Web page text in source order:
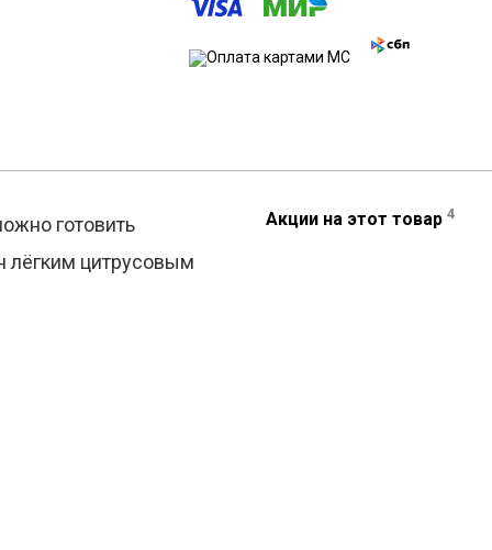
готовить
лёгким цитрусовым
Акции на этот товар 4